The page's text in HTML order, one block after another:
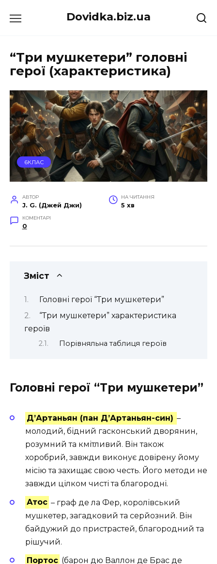
до
Dovidka.biz.ua
“Три мушкетери” головні
герої (характеристика)
6КЛАС
АВТОР
J. G. (Джей Джи)
НА ЧИТАННЯ
5 хв
КОМЕНТАРІ
0
Зміст
Головні герої “Три мушкетери”
“Три мушкетери” характеристика
героїв
Порівняльна таблиця героїв
Головні герої “Три мушкетери”
Д’Артаньян (пан Д’Артаньян-син) –
молодий, бідний гасконський дворянин,
розумний та кмітливий. Він також
хоробрий, завжди виконує довірену йому
місію та захищає свою честь. Його методи не
завжди цілком чисті та благородні.
Атос – граф де ла Фер, королівський
мушкетер, загадковий та серйозний. Він
байдужий до пристрастей, благородний та
рішучий.
Портос (барон дю Валлон де Брас де